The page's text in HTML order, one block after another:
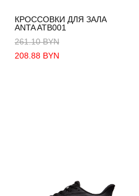
КРОССОВКИ ДЛЯ ЗАЛА
ANTA ATB001
261.10 BYN
208.88 BYN